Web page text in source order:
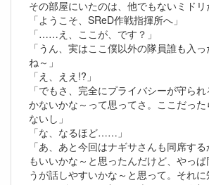
その部屋にいたのは、他でもないミドリ
「ようこそ、SReD作戦指揮所へ」
「……え、ここが、です？」
「うん、実はここ僕以外の隊員誰も入
ね～」
「え、ええ!?」
「でもさ、完全にプライバシーが守ら
かないかな～って思ってさ。ここだっ
ないし」
「な、なるほど……」
「あ、あと今回はナギサさんも同席す
もいいかな～と思ったんだけど、やっ
うが話しやすいかな～と思って。それ